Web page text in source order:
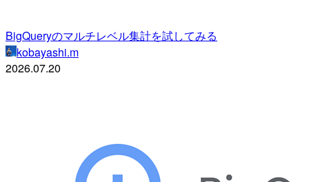
BigQueryのマルチレベル集計を試してみる
kobayashi.m
2026.07.20